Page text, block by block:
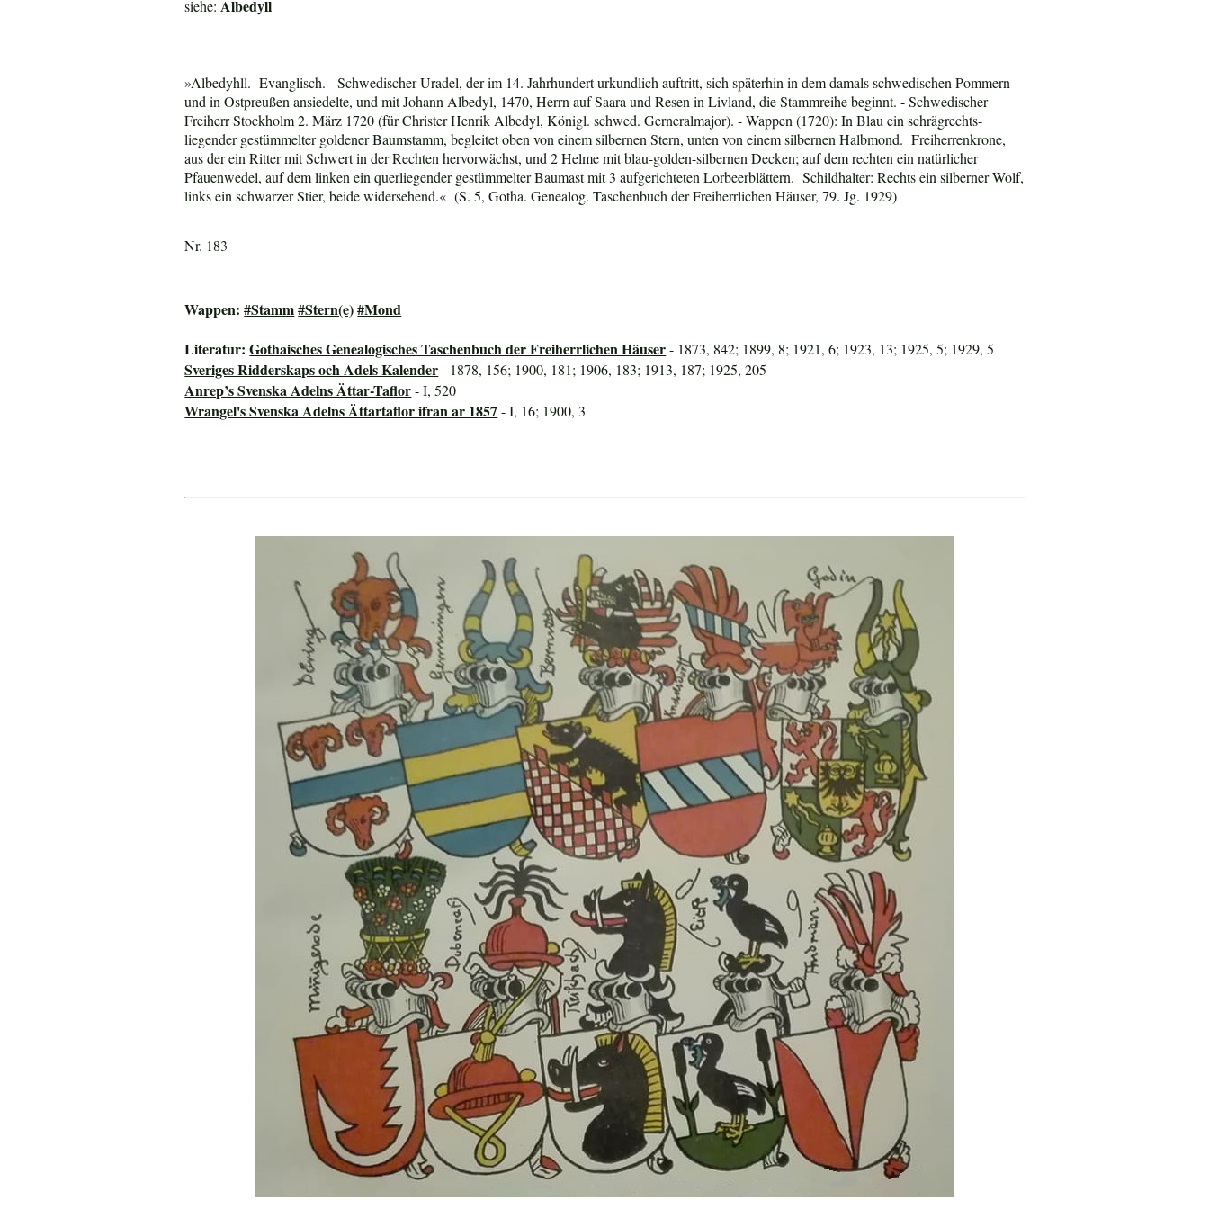
siehe: Albedyll
»Albedyhll. Evanglisch. -Schwedischer Uradel, der im 14. Jahrhundert urkundlich auftritt, sich späterhin in dem damals schwedischen Pommern
und in Ostpreußen ansiedelte, und mit Johann Albedyl, 1470, Herrn auf Saara und Resen in Livland, die Stammreihe beginnt. - Schwedischer
Freiherr Stockholm 2. März 1720 (für Christer Henrik Albedyl, Königl. schwed. Gerneralmajor). - Wappen (1720): In Blau ein schrägrechts-
liegender gestümmelter goldener Baumstamm, begleitet oben von einem silbernen Stern, unten von einem silbernen Halbmond. Freiherrenkrone,
aus der ein Ritter mit Schwert in der Rechten hervorwächst, und 2 Helme mit blau-golden-silbernen Decken; auf dem rechten ein natürlicher
Pfauenwedel, auf dem linken ein querliegender gestümmelter Baumast mit 3 aufgerichteten Lorbeerblättern. Schildhalter: Rechts ein silberner Wolf,
links ein schwarzer Stier, beide widersehend.« (S. 5, Gotha. Genealog. Taschenbuch der Freiherrlichen Häuser, 79. Jg. 1929)
Nr. 183
Wappen:#Stamm#Stern(e)#Mond
Literatur:Gothaisches Genealogisches Taschenbuch der Freiherrlichen Häuser- 1873, 842; 1899, 8; 1921, 6; 1923, 13; 1925, 5; 1929, 5
Sveriges Ridderskaps och Adels Kalender- 1878, 156; 1900, 181; 1906, 183; 1913, 187; 1925, 205
Anrep’s Svenska Adelns Ättar-Taflor- I, 520
Wrangel's Svenska Adelns Ättartaflor ifran ar 1857- I, 16; 1900, 3